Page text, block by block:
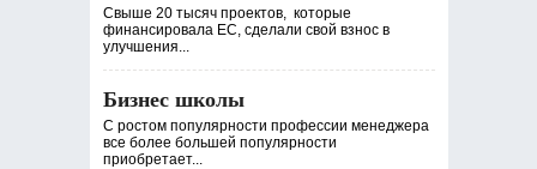
Свыше 20 тысяч проектов, которые
финансировала ЕС, сделали свой взнос в
улучшения...
Бизнес школы
С ростом популярности профессии менеджера
все более большей популярности
приобретает...